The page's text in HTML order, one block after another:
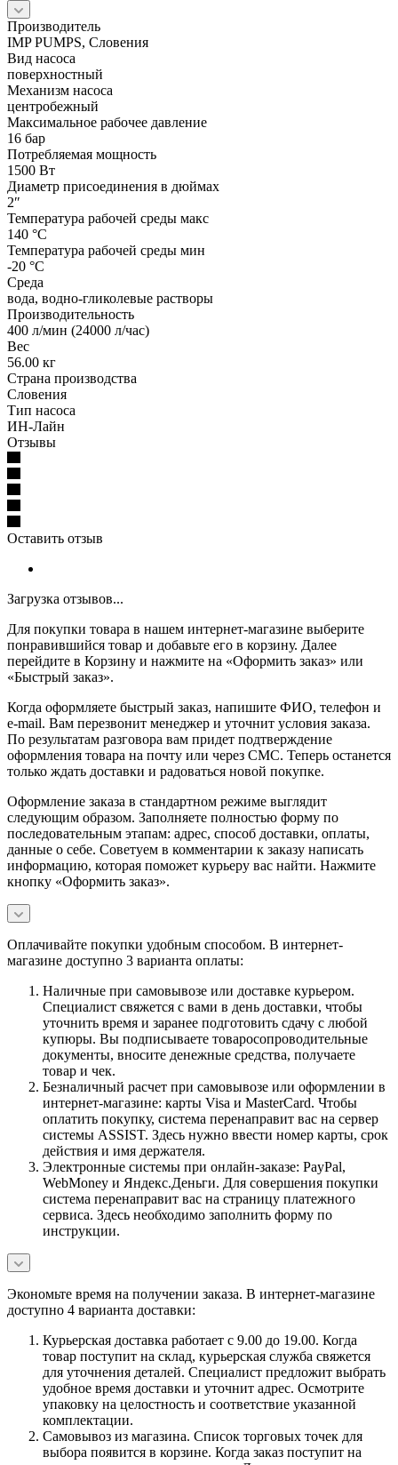
Производитель
IMP PUMPS, Словения
Вид насоса
поверхностный
Механизм насоса
центробежный
Максимальное рабочее давление
16 бар
Потребляемая мощность
1500 Вт
Диаметр присоединения в дюймах
2″
Температура рабочей среды макс
140 °С
Температура рабочей среды мин
-20 °С
Среда
вода, водно-гликолевые растворы
Производительность
400 л/мин (24000 л/час)
Вес
56.00 кг
Страна производства
Словения
Тип насоса
ИН-Лайн
Отзывы
Оставить отзыв
Загрузка отзывов...
Для покупки товара в нашем интернет-магазине выберите
понравившийся товар и добавьте его в корзину. Далее
перейдите в Корзину и нажмите на «Оформить заказ» или
«Быстрый заказ».
Когда оформляете быстрый заказ, напишите ФИО, телефон и
e-mail. Вам перезвонит менеджер и уточнит условия заказа.
По результатам разговора вам придет подтверждение
оформления товара на почту или через СМС. Теперь останется
только ждать доставки и радоваться новой покупке.
Оформление заказа в стандартном режиме выглядит
следующим образом. Заполняете полностью форму по
последовательным этапам: адрес, способ доставки, оплаты,
данные о себе. Советуем в комментарии к заказу написать
информацию, которая поможет курьеру вас найти. Нажмите
кнопку «Оформить заказ».
Оплачивайте покупки удобным способом. В интернет-
магазине доступно 3 варианта оплаты:
Наличные при самовывозе или доставке курьером.
Специалист свяжется с вами в день доставки, чтобы
уточнить время и заранее подготовить сдачу с любой
купюры. Вы подписываете товаросопроводительные
документы, вносите денежные средства, получаете
товар и чек.
Безналичный расчет при самовывозе или оформлении в
интернет-магазине: карты Visa и MasterCard. Чтобы
оплатить покупку, система перенаправит вас на сервер
системы ASSIST. Здесь нужно ввести номер карты, срок
действия и имя держателя.
Электронные системы при онлайн-заказе: PayPal,
WebMoney и Яндекс.Деньги. Для совершения покупки
система перенаправит вас на страницу платежного
сервиса. Здесь необходимо заполнить форму по
инструкции.
Экономьте время на получении заказа. В интернет-магазине
доступно 4 варианта доставки:
Курьерская доставка работает с 9.00 до 19.00. Когда
товар поступит на склад, курьерская служба свяжется
для уточнения деталей. Специалист предложит выбрать
удобное время доставки и уточнит адрес. Осмотрите
упаковку на целостность и соответствие указанной
комплектации.
Самовывоз из магазина. Список торговых точек для
выбора появится в корзине. Когда заказ поступит на